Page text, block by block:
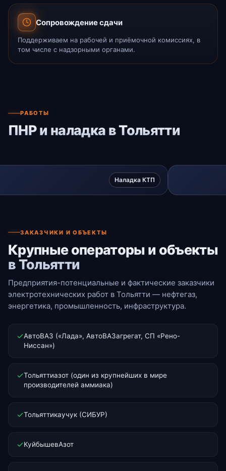
Сопровождение сдачи
Поддерживаем на рабочей и приёмочной комиссиях, в
том числе с надзорными органами.
РАБОТЫ
ПНР и наладка в Тольятти
Наладка КТП
ЗАКАЗЧИКИ И ОБЪЕКТЫ
Крупные операторы и объекты
в Тольятти
Предприятия-потенциальные и фактические заказчики
электротехнических работ в Тольятти — нефтегаз,
энергетика, промышленность, инфраструктура.
АвтоВАЗ («Лада», АвтоВАЗагрегат, СП «Рено-
Ниссан»)
Тольяттиазот (один из крупнейших в мире
производителей аммиака)
Тольяттикаучук (СИБУР)
КуйбышевАзот